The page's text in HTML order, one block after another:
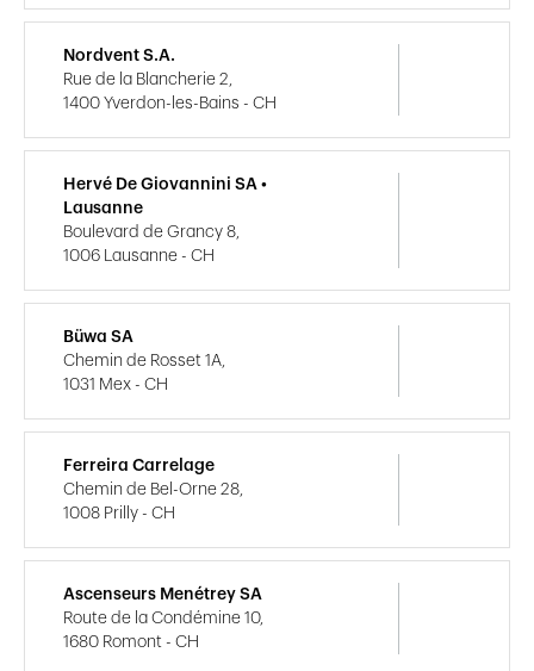
Nordvent S.A.
Rue de la Blancherie 2,
1400 Yverdon-les-Bains - CH
Hervé De Giovannini SA •
Lausanne
Boulevard de Grancy 8,
1006 Lausanne - CH
Büwa SA
Chemin de Rosset 1A,
1031 Mex - CH
Ferreira Carrelage
Chemin de Bel-Orne 28,
1008 Prilly - CH
Ascenseurs Menétrey SA
Route de la Condémine 10,
1680 Romont - CH